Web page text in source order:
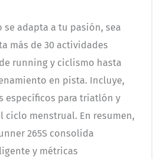
se adapta a tu pasión, sea
más de 30 actividades
running y ciclismo hasta
en pista. Incluye,
específicos para triatlón y
ciclo menstrual. En resumen,
265S consolida
y métricas